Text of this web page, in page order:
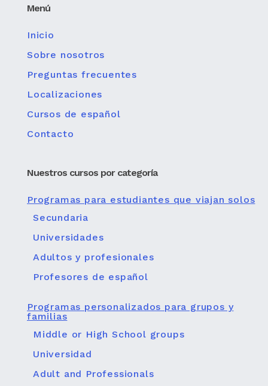
Menú
Inicio
Sobre nosotros
Preguntas frecuentes
Localizaciones
Cursos de español
Contacto
Nuestros cursos por categoría
Programas para estudiantes que viajan solos
Secundaria
Universidades
Adultos y profesionales
Profesores de español
Programas personalizados para grupos y
familias
Middle or High School groups
Universidad
Adult and Professionals